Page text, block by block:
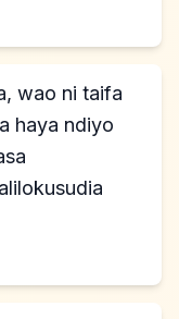
haya ndiyo